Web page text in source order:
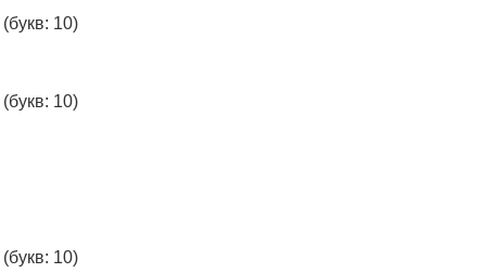
(букв: 10)
(букв: 10)
(букв: 10)